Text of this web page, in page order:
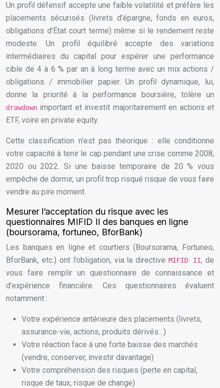
Un profil défensif accepte une faible volatilité et préfère les
placements sécurisés (livrets d’épargne, fonds en euros,
obligations d’État court terme) même si le rendement reste
modeste. Un profil équilibré accepte des variations
intermédiaires du capital pour espérer une performance
cible de 4 à 6 % par an à long terme avec un mix actions /
obligations / immobilier papier. Un profil dynamique, lui,
donne la priorité à la performance boursière, tolère un
drawdown important et investit majoritairement en actions et
ETF, voire en private equity.
Cette classification n’est pas théorique : elle conditionne
votre capacité à tenir le cap pendant une crise comme 2008,
2020 ou 2022. Si une baisse temporaire de 20 % vous
empêche de dormir, un profil trop risqué risque de vous faire
vendre au pire moment.
Mesurer l’acceptation du risque avec les
questionnaires MIFID II des banques en ligne
(boursorama, fortuneo, BforBank)
Les banques en ligne et courtiers (Boursorama, Fortuneo,
BforBank, etc.) ont l’obligation, via la directiveMIFID II, de
vous faire remplir un questionnaire de connaissance et
d’expérience financière. Ces questionnaires évaluent
notamment :
Votre expérience antérieure des placements (livrets,
assurance-vie, actions, produits dérivés…)
Votre réaction face à une forte baisse des marchés
(vendre, conserver, investir davantage)
Votre compréhension des risques (perte en capital,
risque de taux, risque de change)